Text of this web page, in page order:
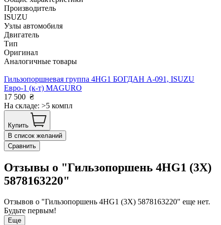
Производитель
ISUZU
Узлы автомобиля
Двигатель
Тип
Оригинал
Аналогичные товары
Гильзопоршневая группа 4HG1 БОГДАН А-091, ISUZU
Евро-1 (к-т) MAGURO
17 500 ₴
На складе: >5 компл
Купить
В список желаний
Сравнить
Отзывы о "Гильзопоршень 4HG1 (3Х)
5878163220"
Отзывов о "Гильзопоршень 4HG1 (3Х) 5878163220" еще нет.
Будьте первым!
Еще